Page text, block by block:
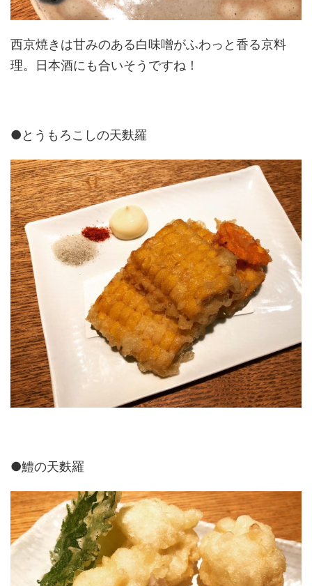
西京焼きは甘みのある白味噌がふわっと香る京料
理。日本酒にも合いそうですね！
●とうもろこしの天麩羅
●鱧の天麩羅